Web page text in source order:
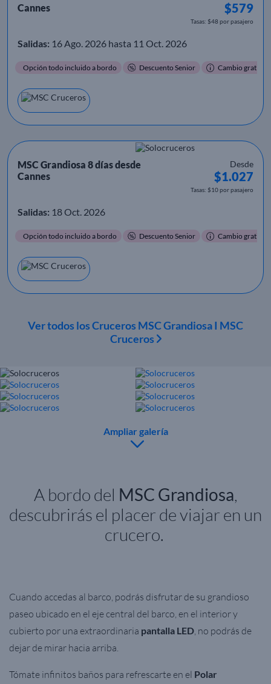
Cannes
$579
Tasas: $48 por pasajero
Salidas: 16 Ago. 2026 hasta 11 Oct. 2026
Opción todo incluido a bordo Descuento Senior Cambio gratis
MSC Grandiosa 8 días desde
Cannes
Desde
$1.027
Tasas: $10 por pasajero
Salidas: 18 Oct. 2026
Opción todo incluido a bordo Descuento Senior Cambio gratis
Ver todos los Cruceros MSC Grandiosa I MSC
Cruceros
Ampliar galería
A bordo del MSC Grandiosa,
descubrirás el placer de viajar en un
crucero.
Cuando accedas al barco, podrás disfrutar de su grandioso
paseo ubicado en el eje central del barco, en el interior y
cubierto por una extraordinaria pantalla LED , no podrás de
dejar de mirar hacia arriba.
Tómate infinitos baños para refrescarte en el Polar